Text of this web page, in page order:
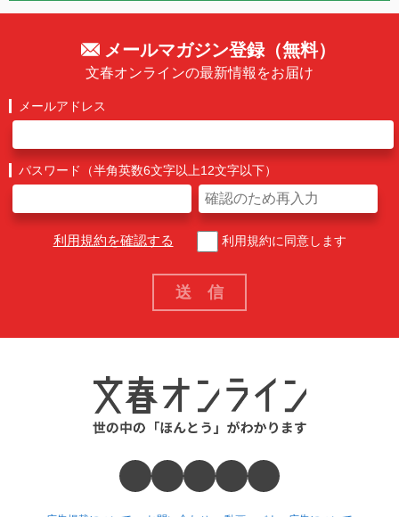
メールマガジン登録（無料）
文春オンラインの最新情報をお届け
メールアドレス
パスワード（半角英数6文字以上12文字以下）
利用規約を確認する 利用規約に同意します